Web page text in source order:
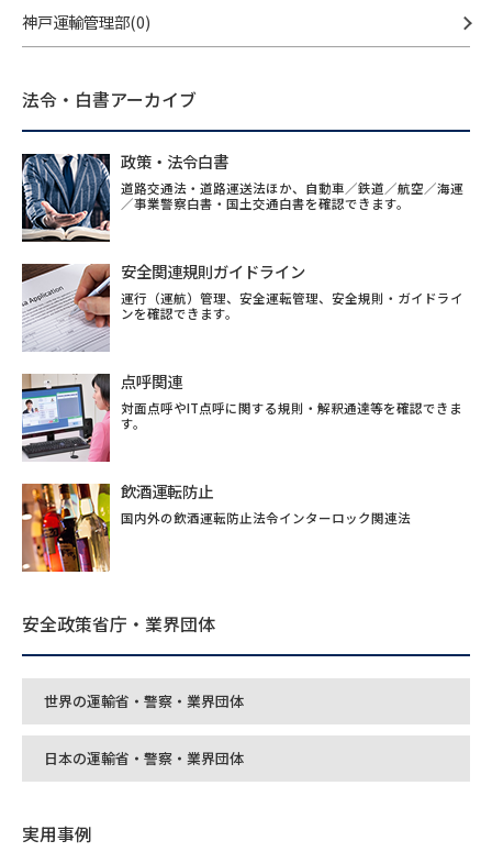
神戸運輸管理部(0)
法令・白書アーカイブ
政策・法令白書
道路交通法・道路運送法ほか、自動車／鉄道／航空／海運
／事業警察白書・国土交通白書を確認できます。
安全関連規則ガイドライン
運行（運航）管理、安全運転管理、安全規則・ガイドライ
ンを確認できます。
点呼関連
対面点呼やIT点呼に関する規則・解釈通達等を確認できま
す。
飲酒運転防止
国内外の飲酒運転防止法令インターロック関連法
安全政策省庁・業界団体
世界の運輸省・警察・業界団体
日本の運輸省・警察・業界団体
実用事例